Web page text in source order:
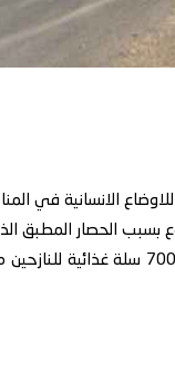
الانسانية في
بسبب الحصار المطبق
ووزع الهلال الأحمر